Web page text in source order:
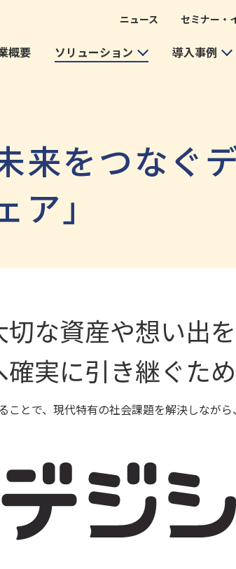
ニュース セミナー・
概要 ソリューション 導入事例
来をつなぐ
」
な資産や想い出
実に引き継ぐた
とで、現代特有の社会課題を解決しなが